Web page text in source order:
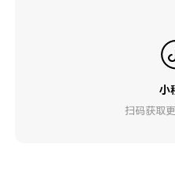
小
扫码获取